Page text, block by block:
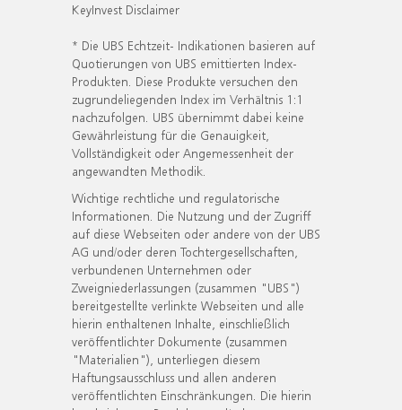
KeyInvest Disclaimer
* Die UBS Echtzeit- Indikationen basieren auf
Quotierungen von UBS emittierten Index-
Produkten. Diese Produkte versuchen den
zugrundeliegenden Index im Verhältnis 1:1
nachzufolgen. UBS übernimmt dabei keine
Gewährleistung für die Genauigkeit,
Vollständigkeit oder Angemessenheit der
angewandten Methodik.
Wichtige rechtliche und regulatorische
Informationen. Die Nutzung und der Zugriff
auf diese Webseiten oder andere von der UBS
AG und/oder deren Tochtergesellschaften,
verbundenen Unternehmen oder
Zweigniederlassungen (zusammen "UBS")
bereitgestellte verlinkte Webseiten und alle
hierin enthaltenen Inhalte, einschließlich
veröffentlichter Dokumente (zusammen
"Materialien"), unterliegen diesem
Haftungsausschluss und allen anderen
veröffentlichten Einschränkungen. Die hierin